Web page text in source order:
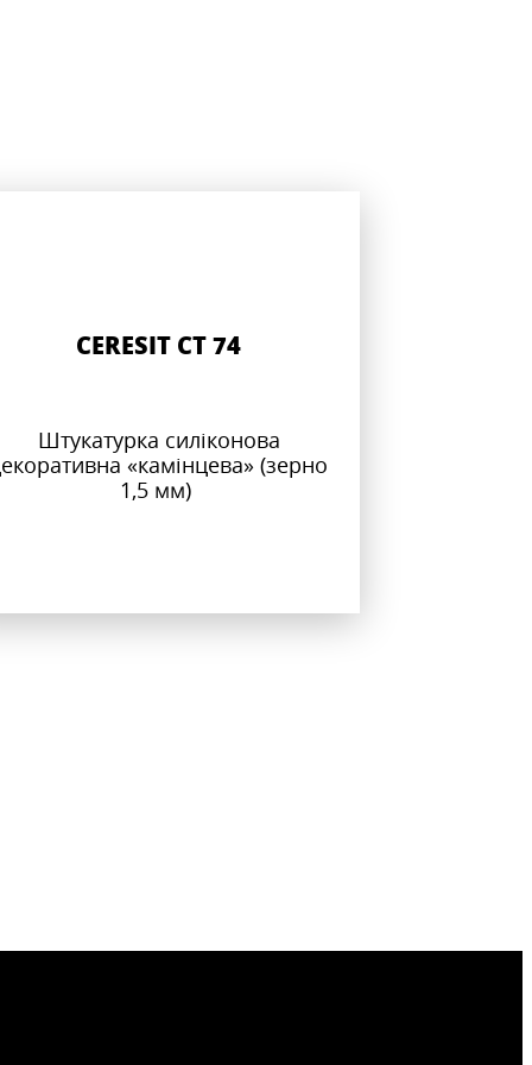
CERESIT CT 74
Штукатурка силіконова
«камінцева» (зерно
1,5 мм)